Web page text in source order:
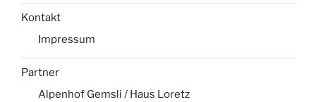
Kontakt
Impressum
Partner
Alpenhof Gemsli / Haus Loretz